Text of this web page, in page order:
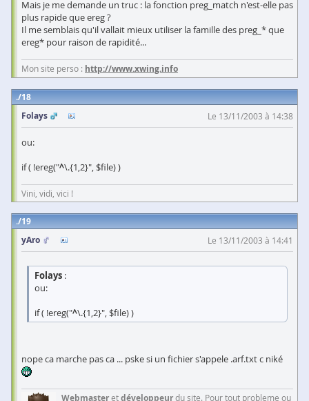
Mais je me demande un truc : la fonction preg_match n'est-elle pas
plus rapide que ereg ?
Il me semblais qu'il vallait mieux utiliser la famille des preg_* que
ereg* pour raison de rapidité...
Mon site perso : http://www.xwing.info
18
Folays
Le 13/11/2003 à 14:38
ou:
if ( !ereg("^\.{1,2}", $file) )
Vini, vidi, vici !
19
yAro
Le 13/11/2003 à 14:41
Folays :
ou:
if ( !ereg("^\.{1,2}", $file) )
nope ca marche pas ca ... pske si un fichier s'appele .arf.txt c niké
Webmasteretdéveloppeurdu site. Pour tout probleme ou